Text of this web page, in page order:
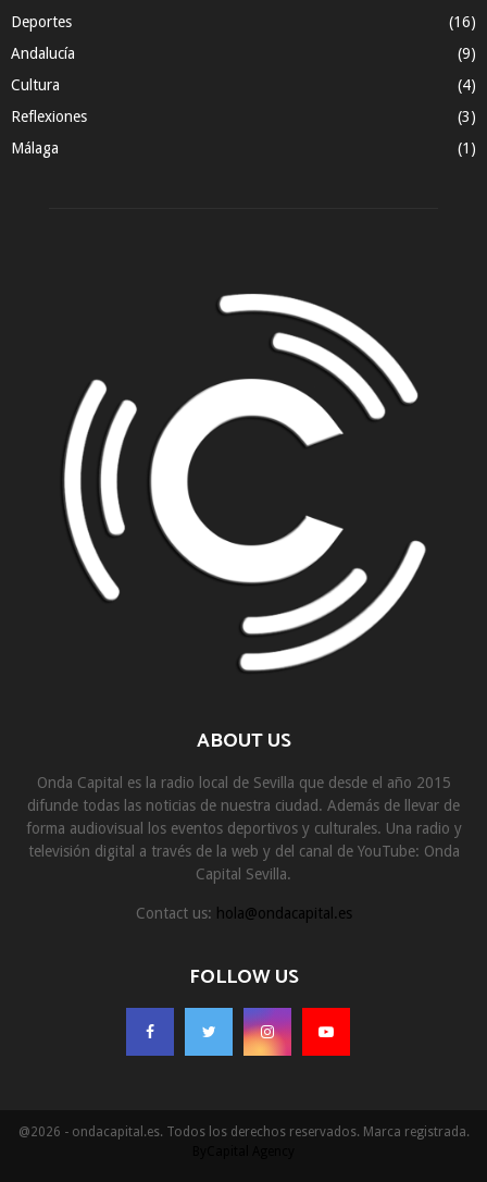
Deportes
(16)
Andalucía
(9)
Cultura
(4)
Reflexiones
(3)
Málaga
(1)
ABOUT US
Onda Capital es la radio local de Sevilla que desde el año 2015
difunde todas las noticias de nuestra ciudad. Además de llevar de
forma audiovisual los eventos deportivos y culturales. Una radio y
televisión digital a través de la web y del canal de YouTube: Onda
Capital Sevilla.
Contact us: hola@ondacapital.es
FOLLOW US
@2026 - ondacapital.es. Todos los derechos reservados. Marca registrada.